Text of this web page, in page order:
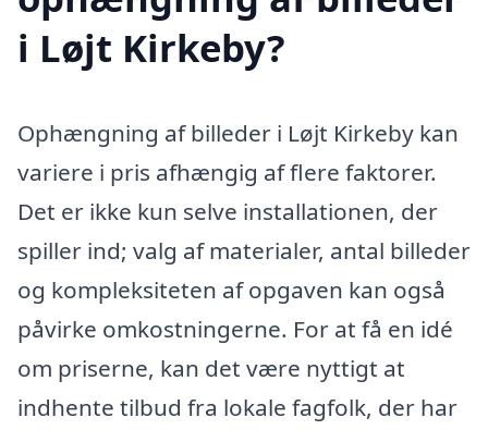
i Løjt Kirkeby?
Ophængning af billeder i Løjt Kirkeby kan
variere i pris afhængig af flere faktorer.
Det er ikke kun selve installationen, der
spiller ind; valg af materialer, antal billeder
og kompleksiteten af opgaven kan også
påvirke omkostningerne. For at få en idé
om priserne, kan det være nyttigt at
indhente tilbud fra lokale fagfolk, der har